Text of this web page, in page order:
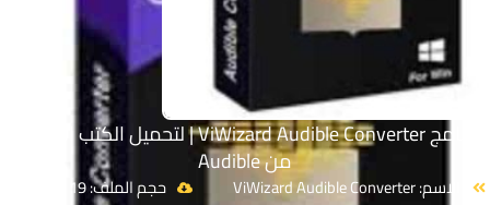
برنامج ViWizard Audible Converter | لتحميل الكتب الصوتية
من Audible
الاسم: ViWizard Audible Converter
حجم الملف: 19 MB